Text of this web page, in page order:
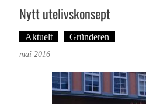
Nytt utelivskonsept
Aktuelt Gründeren
mai 2016
–